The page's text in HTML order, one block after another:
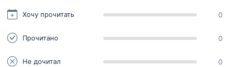
Хочу прочитать 0
Прочитано 0
Не дочитал 0